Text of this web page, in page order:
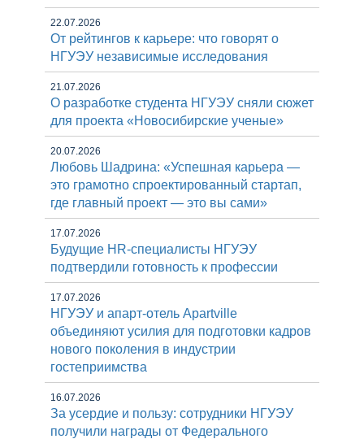
22.07.2026
От рейтингов к карьере: что говорят о
НГУЭУ независимые исследования
21.07.2026
О разработке студента НГУЭУ сняли сюжет
для проекта «Новосибирские ученые»
20.07.2026
Любовь Шадрина: «Успешная карьера —
это грамотно спроектированный стартап,
где главный проект — это вы сами»
17.07.2026
Будущие HR-специалисты НГУЭУ
подтвердили готовность к профессии
17.07.2026
НГУЭУ и апарт-отель Apartville
объединяют усилия для подготовки кадров
нового поколения в индустрии
гостеприимства
16.07.2026
За усердие и пользу: сотрудники НГУЭУ
получили награды от Федерального